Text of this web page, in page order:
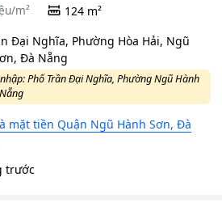
m² 124 m²
Đại Nghĩa, Phường Hòa Hải, Ngũ
Đà Nẵng
Phố Trần Đại Nghĩa, Phường Ngũ Hành
mặt tiền Quận Ngũ Hành Sơn, Đà
trước